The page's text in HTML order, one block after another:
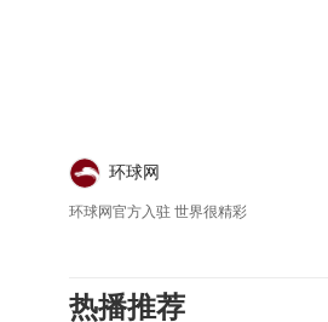
环球网
环球网官方入驻 世界很精彩
热播推荐